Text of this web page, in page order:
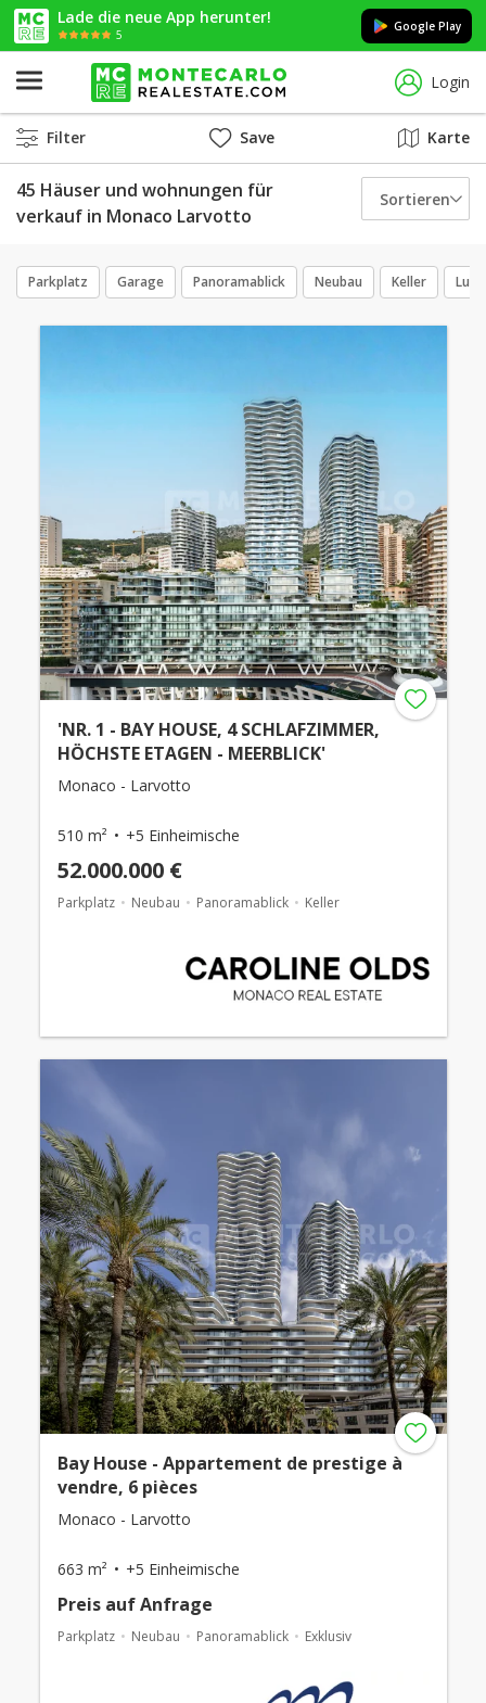
Lade die neue App herunter!
5
Google Play
Login
Filter Save Karte
45 Häuser und wohnungen für
verkauf in Monaco Larvotto
Sortieren
Parkplatz Garage Panoramablick Neubau Keller
'NR. 1 - BAY HOUSE, 4 SCHLAFZIMMER,
HÖCHSTE ETAGEN - MEERBLICK'
Monaco - Larvotto
510 m² +5 Einheimische
52.000.000 €
Parkplatz Neubau Panoramablick Keller
Bay House - Appartement de prestige à
vendre, 6 pièces
Monaco - Larvotto
663 m² +5 Einheimische
Preis auf Anfrage
Parkplatz Neubau Panoramablick Exklusiv